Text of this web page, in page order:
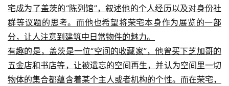
宅成为了盖茨的“陈列馆”，叙述他的个人经历以及对身份社
群等议题的思考。而他也希望将荣宅本身作为展览的一部
分，让人注意到建筑中日常物件的魅力。
有趣的是，盖茨是一位“空间的收藏家”，他曾买下芝加哥的
五金店和书店等，让被遗忘的空间再生，并认为空间里一切
物体的集合都蕴含着某个主人或者机构的个性。而在荣宅，